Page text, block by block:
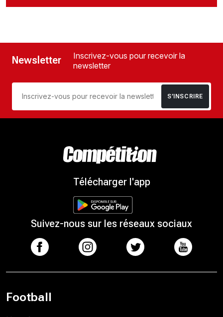
Newsletter
Inscrivez-vous pour recevoir la
newsletter
S’INSCRIRE
Télécharger l'app
Suivez-nous sur les réseaux sociaux
Football